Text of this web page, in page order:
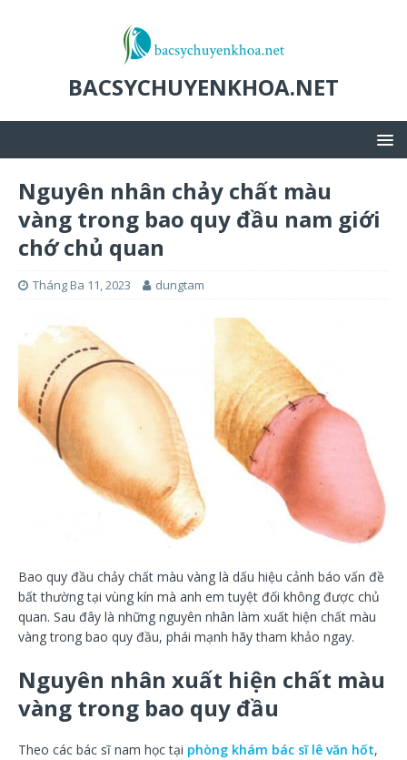
BACSYCHUYENKHOA.NET
Nguyên nhân chảy chất màu
vàng trong bao quy đầu nam giới
chớ chủ quan
Tháng Ba 11, 2023 dungtam
Bao quy đầu chảy chất màu vàng là dấu hiệu cảnh báo vấn đề
bất thường tại vùng kín mà anh em tuyệt đối không được chủ
quan. Sau đây là những nguyên nhân làm xuất hiện chất màu
vàng trong bao quy đầu, phái mạnh hãy tham khảo ngay.
Nguyên nhân xuất hiện chất màu
vàng trong bao quy đầu
Theo các bác sĩ nam học tại phòng khám bác sĩ lê văn hốt,